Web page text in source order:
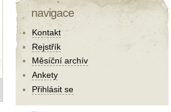
navigace
Kontakt
Rejstřík
Měsíční archív
Ankety
Přihlásit se